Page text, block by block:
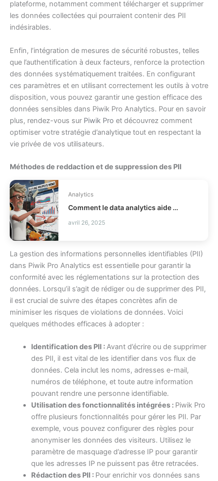
plateforme, notamment comment télécharger et supprimer
les données collectées qui pourraient contenir des PII
indésirables.
Enfin, l’intégration de mesures de sécurité robustes, telles
que l’authentification à deux facteurs, renforce la protection
des données systématiquement traitées. En configurant
ces paramètres et en utilisant correctement les outils à votre
disposition, vous pouvez garantir une gestion efficace des
données sensibles dans Piwik Pro Analytics. Pour en savoir
plus, rendez-vous sur Piwik Pro et découvrez comment
optimiser votre stratégie d’analytique tout en respectant la
vie privée de vos utilisateurs.
Méthodes de reddaction et de suppression des PII
Analytics
Comment le data analytics aide l’e-commerce à vendre mieux ?
avril 26, 2025
La gestion des informations personnelles identifiables (PII)
dans Piwik Pro Analytics est essentielle pour garantir la
conformité avec les réglementations sur la protection des
données. Lorsqu’il s’agit de rédiger ou de supprimer des PII,
il est crucial de suivre des étapes concrètes afin de
minimiser les risques de violations de données. Voici
quelques méthodes efficaces à adopter :
Identification des PII :Avant d’écrire ou de supprimer
des PII, il est vital de les identifier dans vos flux de
données. Cela inclut les noms, adresses e-mail,
numéros de téléphone, et toute autre information
pouvant rendre une personne identifiable.
Utilisation des fonctionnalités intégrées : Piwik Pro
offre plusieurs fonctionnalités pour gérer les PII. Par
exemple, vous pouvez configurer des règles pour
anonymiser les données des visiteurs. Utilisez le
paramètre de masquage d’adresse IP pour garantir
que les adresses IP ne puissent pas être retracées.
Rédaction des PII : Pour enrichir vos données sans